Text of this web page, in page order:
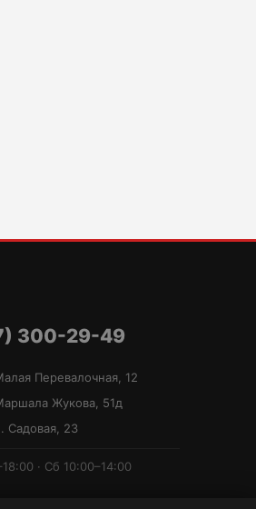
300-29-49
Перевалочная, 12
Жукова, 51д
Садовая, 23
· Сб 10:00–14:00